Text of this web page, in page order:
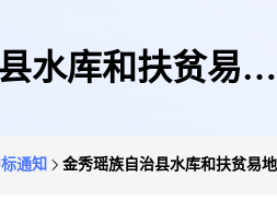
水库和扶贫易地
通知 金秀瑶族自治县水库和扶贫易